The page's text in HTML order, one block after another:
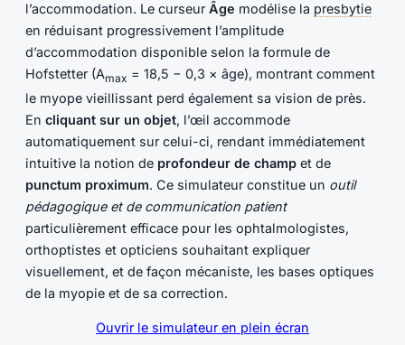
l’accommodation. Le curseurÂge modélise la presbytie
en réduisant progressivement l’amplitude
d’accommodation disponible selon la formule de
Hofstetter (Amax = 18,5 − 0,3 × âge), montrant comment
le myope vieillissant perd également sa vision de près.
En cliquant sur un objet, l’œil accommode
automatiquement sur celui-ci, rendant immédiatement
intuitive la notion de profondeur de champ et de
punctum proximum. Ce simulateur constitue un outil
pédagogique et de communication patient
particulièrement efficace pour les ophtalmologistes,
orthoptistes et opticiens souhaitant expliquer
visuellement, et de façon mécaniste, les bases optiques
de la myopie et de sa correction.
Ouvrir le simulateur en plein écran